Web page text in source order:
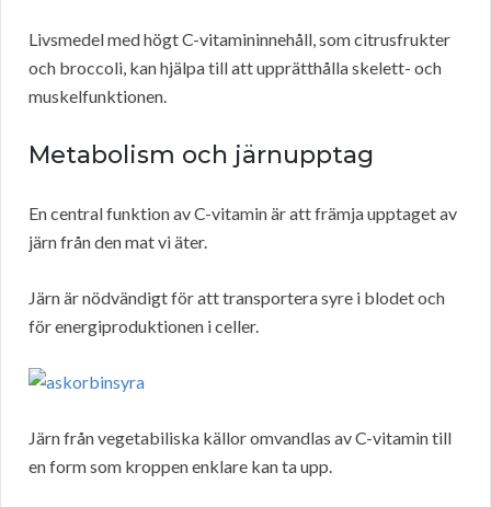
Livsmedel med högt C-vitamininnehåll, som citrusfrukter
och broccoli, kan hjälpa till att upprätthålla skelett- och
muskelfunktionen.
Metabolism och järnupptag
En central funktion av C-vitamin är att främja upptaget av
järn från den mat vi äter.
Järn är nödvändigt för att transportera syre i blodet och
för energiproduktionen i celler.
Järn från vegetabiliska källor omvandlas av C-vitamin till
en form som kroppen enklare kan ta upp.